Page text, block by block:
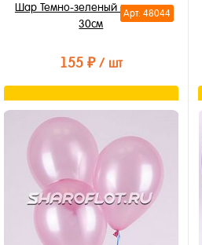
Арт: 48044
Шар Темно-зеленый металлик
30см
155 ₽ / шт
В корзину
Купить в 1 клик
В избранное
В наличии